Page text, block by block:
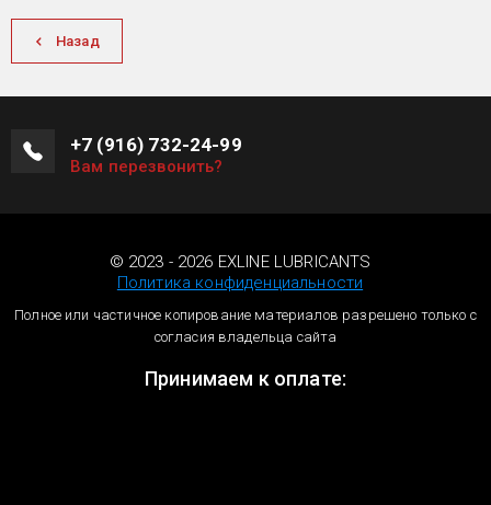
Назад
+7 (916) 732-24-99
Вам перезвонить?
© 2023 - 2026 EXLINE LUBRICANTS
Политика конфиденциальности
Полное или частичное копирование материалов разрешено только с
согласия владельца сайта
Принимаем к оплате: